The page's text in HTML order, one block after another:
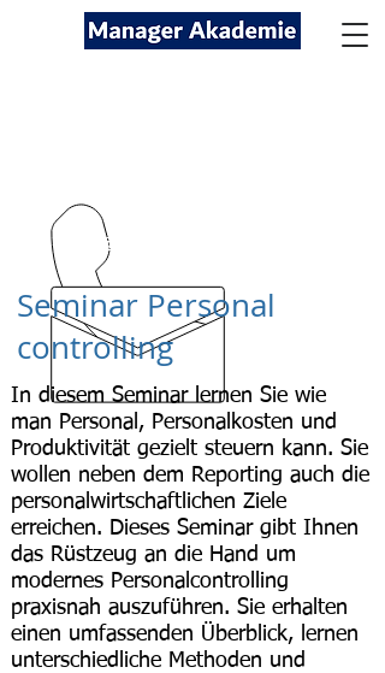
kontakt@managerakademie.com
Seminar Personal
controlling
In diesem Seminar lernen Sie wie
man Personal, Personalkosten und
Produktivität gezielt steuern kann. Sie
wollen neben dem Reporting auch die
personalwirtschaftlichen Ziele
erreichen. Dieses Seminar gibt Ihnen
das Rüstzeug an die Hand um
modernes Personalcontrolling
praxisnah auszuführen. Sie erhalten
einen umfassenden Überblick, lernen
unterschiedliche Methoden und